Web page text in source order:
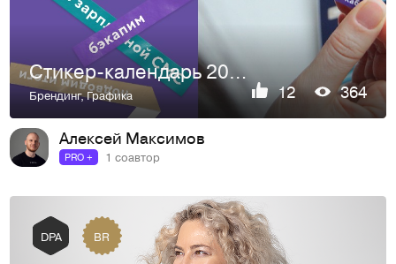
Стикер-календарь 2024
Брендинг,Графика 12 364
Алексей Максимов
PRO + 1 соавтор
DPA BR